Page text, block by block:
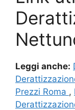
Leggi anche:
Prezzi Roma ,